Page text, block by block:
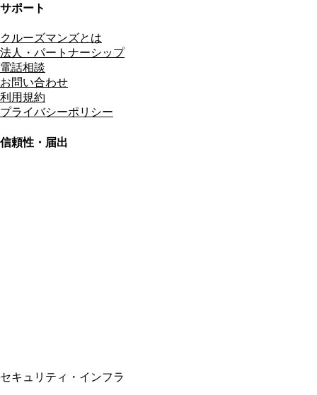
サポート
クルーズマンズとは
法人・パートナーシップ
電話相談
お問い合わせ
利用規約
プライバシーポリシー
信頼性・届出
セキュリティ・インフラ